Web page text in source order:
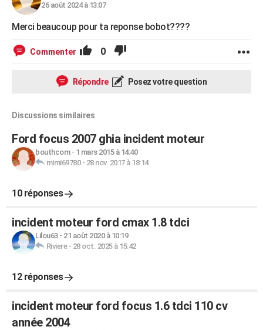
26 août 2024 à 13:07
Merci beaucoup pour ta reponse bobot????
Commenter 0
Répondre Posez votre question
Discussions similaires
Ford focus 2007 ghia incident moteur
bouthcom- 1 mars 2015 à 14:40
mimi69780- 28 nov. 2017 à 18:14
10 réponses
incident moteur ford cmax 1.8 tdci
Lilou63- 21 août 2020 à 10:19
Riviere- 28 oct. 2025 à 15:42
12 réponses
incident moteur ford focus 1.6 tdci 110 cv
année 2004